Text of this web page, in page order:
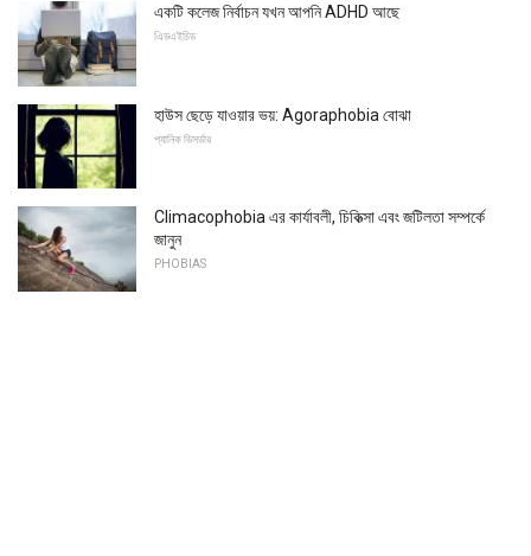
একটি কলেজ নির্বাচন যখন আপনি ADHD আছে
এিডএইচিড
হাউস ছেড়ে যাওয়ার ভয়: Agoraphobia বোঝা
প্যানিক ডিসর্ডার
Climacophobia এর কার্যাবলী, চিকিত্সা এবং জটিলতা সম্পর্কে
জানুন
PHOBIAS